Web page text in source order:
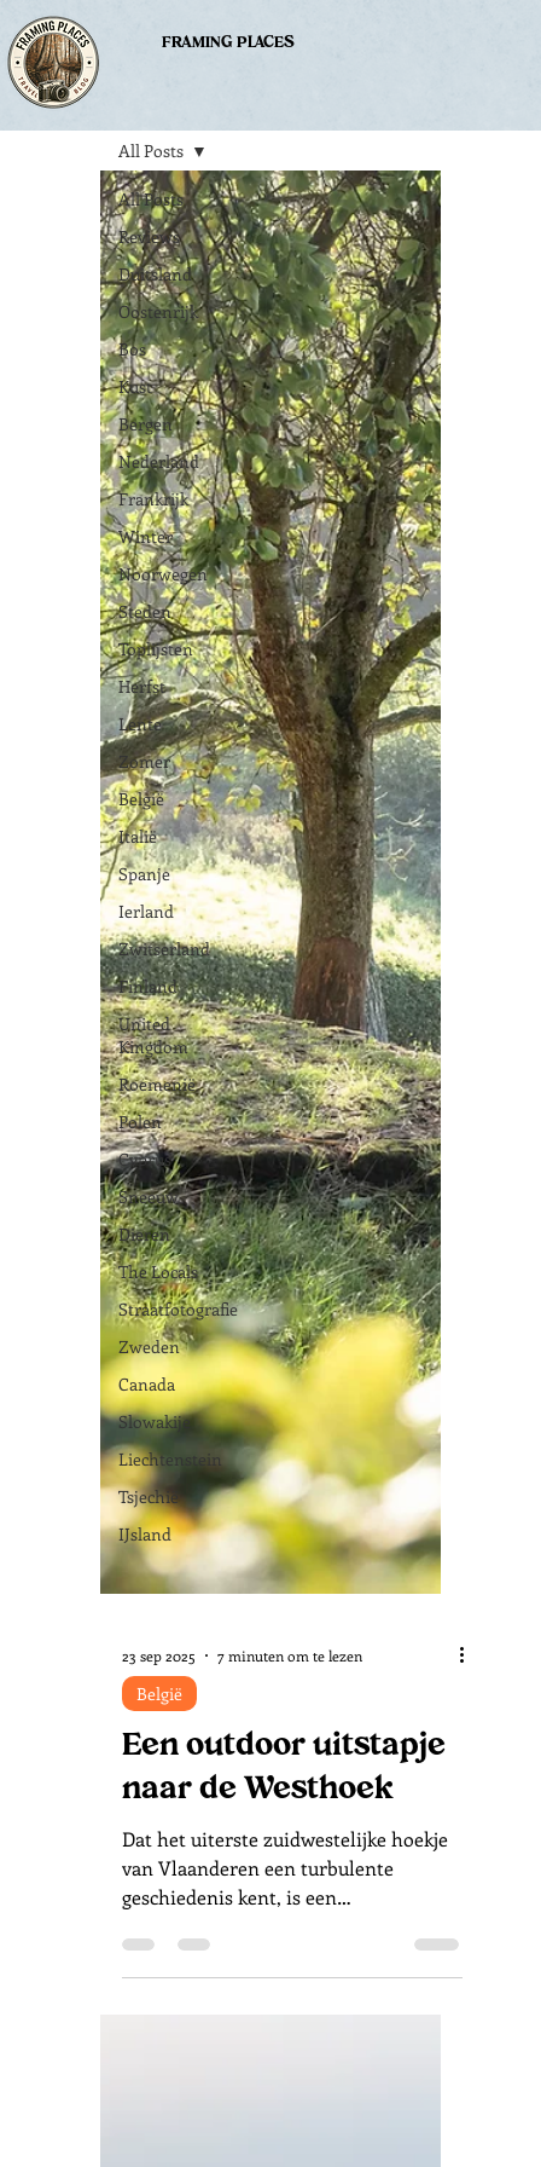
FRAMING PLACES
All Posts
Reviews
Duitsland
Oostenrijk
Bos
Kust
Bergen
Nederland
Frankrijk
Winter
Noorwegen
Steden
Toplijsten
Herfst
Lente
Zomer
België
Italië
Spanje
Ierland
Zwitserland
Finland
United
Kingdom
Roemenië
Polen
Cyprus
Sneeuw
Dieren
The Locals
Straatfotografie
Zweden
Canada
Slowakije
Liechtenstein
Tsjechië
IJsland
All Posts
België
Een outdoor uitstapje
naar de Westhoek
Dat het uiterste zuidwestelijke hoekje
van Vlaanderen een turbulente